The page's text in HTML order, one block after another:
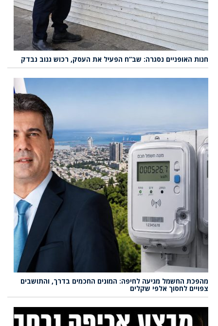
חנות האופניים נסגרה: שב”ח הפעיל את העסק, רכוש גנוב נבדק
מהפכת החשמל מגיעה לחיפה: המונים החכמים בדרך, והתושבים
צפויים לחסוך אלפי שקלים